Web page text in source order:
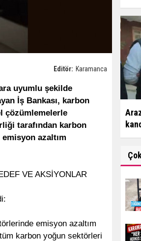
Editör: Karamanca
uyumlu şekilde
İş Bankası, karbon
çözümlemelerle
tarafından karbon
azaltım
VE AKSİYONLAR
emisyon azaltım
karbon yoğun sektörleri